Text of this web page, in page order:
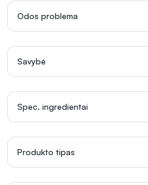
Odos problema
Savybė
Spec. ingredientai
Produkto tipas